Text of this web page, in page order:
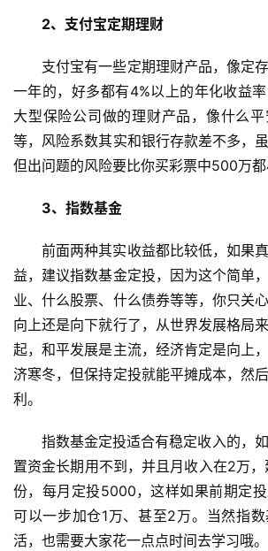
首
页
2、支付宝定期理财
支付宝有一些定期理财产品，像定
一年的，好多都有4%以上的年化收益
大型保险公司做的理财产品，像什么
等，风险系数其实和银行存款差不多，
但出问题的风险要比你买彩票中500万都
3、指数基金
前面两种其实收益都比较低，如果
益，建议指数基金定投，因为这个简单
业、什么股票、什么债券等等，你只关
向上还是向下就行了，从世界发展格局
起，和平发展是主流，经济肯定是向上
济寒冬，但保持定投就能平摊成本，然
利。
指数基金定投适合有稳定收入的，
置资金长期用不到，并且月收入在2万
份，每月定投5000，这样如果前期定
可以一步加仓1万、甚至2万。当然指
活，也需要大家花一点点时间去学习哦。